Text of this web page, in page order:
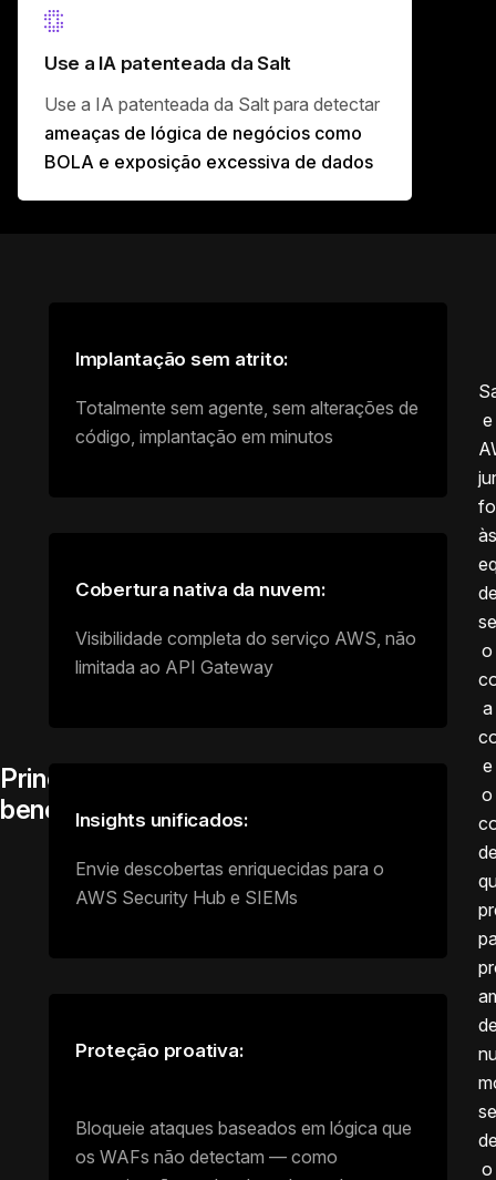
Use a IA patenteada da Salt
Use a IA patenteada da Salt para detectar
ameaças de lógica de negócios como
BOLA e exposição excessiva de dados
Principais
benefícios
Implantação sem atrito:
Totalmente sem agente, sem alterações de
código, implantação em minutos
Cobertura nativa da nuvem:
Visibilidade completa do serviço AWS, não
limitada ao API Gateway
Insights unificados:
Envie descobertas enriquecidas para o
AWS Security Hub e SIEMs
Proteção proativa:
Bloqueie ataques baseados em lógica que
os WAFs não detectam — como
e
às
o
a
e
o
o